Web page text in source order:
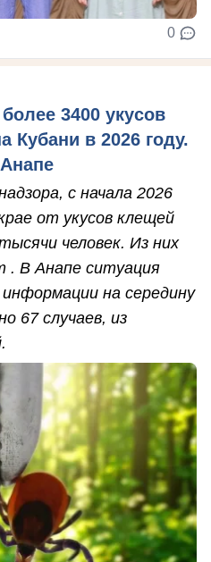
0
3400 укусов
Кубани в 2026 году.
с начала 2026
от укусов клещей
человек. Из них
. В Анапе ситуация
на середину
67 случаев, из